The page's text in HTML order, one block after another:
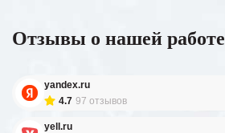
Отзывы о нашей работе
yandex.ru
4.7 97 отзывов
yell.ru